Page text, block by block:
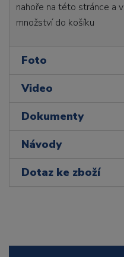
nahoře na této stránce a
množství do košíku
Foto
Video
Dokumenty
Návody
Dotaz ke zboží